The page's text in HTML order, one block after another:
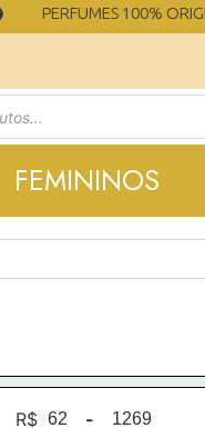
100% ORIGINAIS
FEMININOS
R$ -